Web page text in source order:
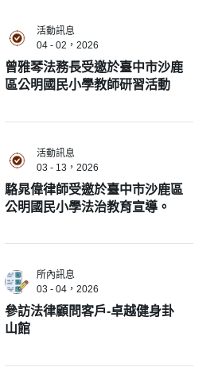
活動訊息
04 - 02，2026
曾雅琴法務長受邀於臺中市沙鹿
區公明國民小學教師研習活動
活動訊息
03 - 13，2026
駱晁偉律師受邀於臺中市沙鹿區
公明國民小學法治教育宣導。
所內訊息
03 - 04，2026
參訪法律顧問客戶-卓越健身卦
山館